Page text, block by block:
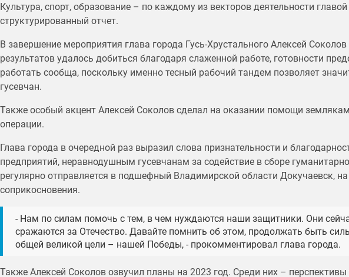
Культура, спорт, образование – по каждому из векторов деятельности
структурированный отчет.
В завершение мероприятия глава города Гусь-Хрустального Алексей
результатов удалось добиться благодаря слаженной работе, готовности
работать сообща, поскольку именно тесный рабочий тандем позволяет
гусевчан.
Также особый акцент Алексей Соколов сделал на оказании помощи
операции.
Глава города в очередной раз выразил слова признательности и
предприятий, неравнодушным гусевчанам за содействие в сборе
регулярно отправляется в подшефный Владимирской области Докучаевск,
соприкосновения.
- Нам по силам помочь с тем, в чем нуждаются наши защитники. Они
сражаются за Отечество. Давайте помнить об этом, продолжать быть
общей великой цели – нашей Победы, - прокомментировал глава города.
Также Алексей Соколов озвучил планы на 2023 год. Среди них –